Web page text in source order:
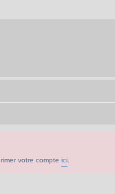
votre compte ici